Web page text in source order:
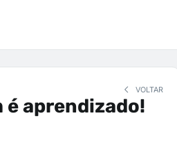
VOLTAR
aprendizado!